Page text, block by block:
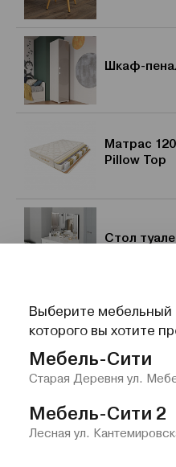
Шкаф-
Матрас
Pillow Top
Стол
Выберите мебельный
которого вы хотите
Мебель-Сити
Старая Деревня ул.
Мебель-Сити 2
Лесная ул.